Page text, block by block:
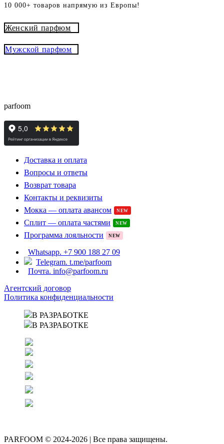
10 000+ товаров напрямую из Европы!
Женский парфюм
Мужской парфюм
parfoom
Доставка и оплата
Вопросы и ответы
Возврат товара
Контакты и реквизиты
Мокка — оплата авансом
NEW
Сплит — оплата частями NEW
Программа лояльности NEW
Whatsapp. +7 900 188 27 09
Telegram. t.me/parfoom
Почта. info@parfoom.ru
Агентский договор
Политика конфиденциальности
В РАЗРАБОТКЕ
В РАЗРАБОТКЕ
PARFOOM © 2024-2026 | Все права защищены.